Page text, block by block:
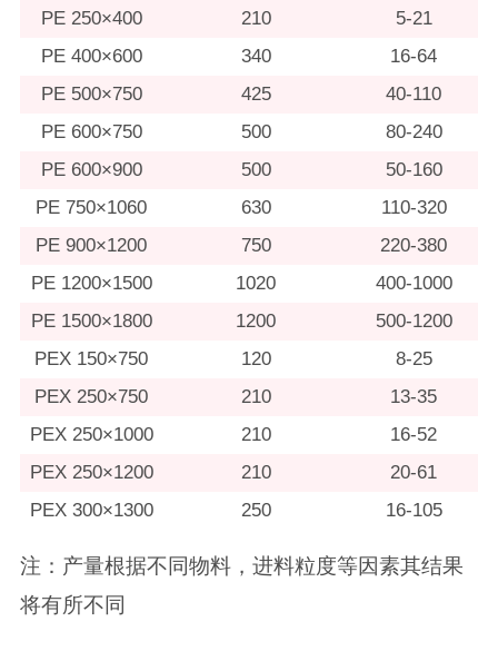
PE 250×400
210
5-21
PE 400×600
340
16-64
PE 500×750
425
40-110
PE 600×750
500
80-240
PE 600×900
500
50-160
PE 750×1060
630
110-320
PE 900×1200
750
220-380
PE 1200×1500
1020
400-1000
PE 1500×1800
1200
500-1200
PEX 150×750
120
8-25
PEX 250×750
210
13-35
PEX 250×1000
210
16-52
PEX 250×1200
210
20-61
PEX 300×1300
250 16-105
注：产量根据不同物料，进料粒度等因素其结果
将有所不同